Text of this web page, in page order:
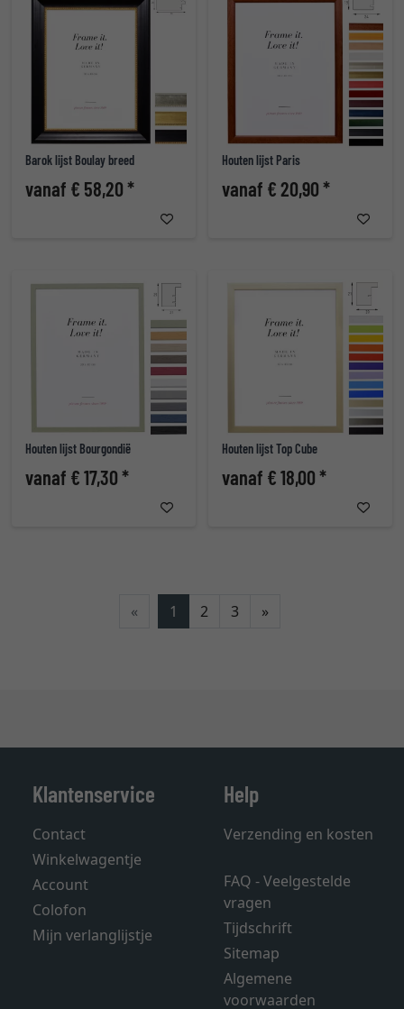
Barok lijst Boulay breed
vanaf € 58,20 *
Houten lijst Paris
vanaf € 20,90 *
Houten lijst Bourgondië
vanaf € 17,30 *
Houten lijst Top Cube
vanaf € 18,00 *
« 1 2 3 »Verder
Klantenservice
Contact
Winkelwagentje
Account
Colofon
Mijn verlanglijstje
Help
Verzending en kosten
FAQ - Veelgestelde
vragen
Tijdschrift
Sitemap
Algemene
voorwaarden